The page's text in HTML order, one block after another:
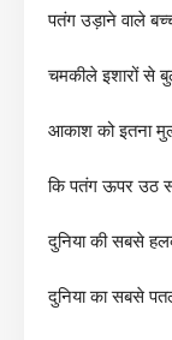
पतंग उड़ाने वाले
चमकीले इशारों से
आकाश को इतना
कि पतंग ऊपर उठ
दुनिया की सबसे
दुनिया का सबसे